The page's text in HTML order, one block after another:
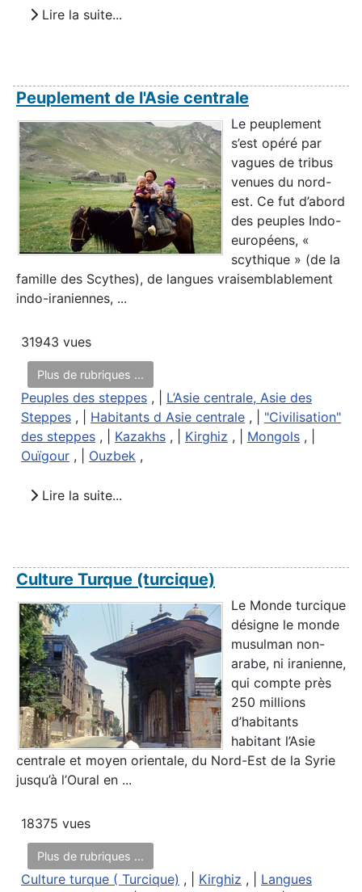
Lire la suite...
Peuplement de l'Asie centrale
Le peuplement
s’est opéré par
vagues de tribus
venues du nord-
est. Ce fut d’abord
des peuples Indo-
européens, «
scythique » (de la
famille des Scythes), de langues vraisemblablement
indo-iraniennes, ...
31943 vues
Plus de rubriques ...
Peuples des steppes , | L’Asie centrale, Asie des
Steppes , | Habitants d Asie centrale , | "Civilisation"
des steppes , | Kazakhs , | Kirghiz , | Mongols , |
Ouïgour , | Ouzbek ,
Lire la suite...
Culture Turque (turcique)
Le Monde turcique
désigne le monde
musulman non-
arabe, ni iranienne,
qui compte près
250 millions
d’habitants
habitant l’Asie
centrale et moyen orientale, du Nord-Est de la Syrie
jusqu’à l’Oural en ...
18375 vues
Plus de rubriques ...
Culture turque ( Turcique) , | Kirghiz , | Langues